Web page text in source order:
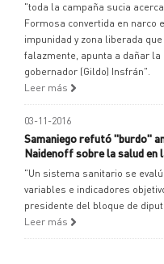
"toda la campaña sucia
Formosa convertida en narco
impunidad y zona liberada
falazmente, apunta a dañar la
gobernador (Gildo) Insfrán".
Leer más
03-11-2016
Samaniego refutó "burdo"
Naidenoff sobre la salud en
"Un sistema sanitario se
variables e indicadores
presidente del bloque de
Leer más